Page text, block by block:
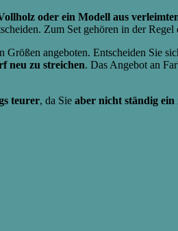
oder ein Modell aus
Zum Set gehören in der
Größen angeboten. Entscheiden Sie
neu zu streichen. Das Angebot an
teurer, da Sie aber nicht ständig ein